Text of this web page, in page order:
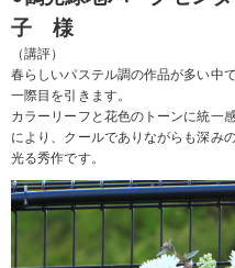
子 様
（講評）
春らしいパステル調の作品が多い中
一際目を引きます。
カラーリーフと花色のトーンに統一
により、クールでありながらも深み
光る秀作です。